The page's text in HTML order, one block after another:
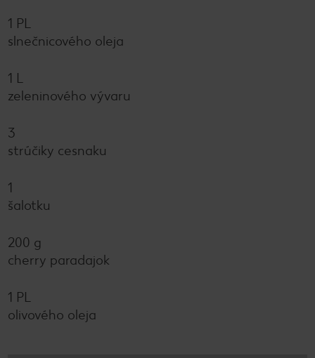
1 PL
slnečnicového oleja
1 L
zeleninového vývaru
3
strúčiky cesnaku
1
šalotku
200 g
cherry paradajok
1 PL
olivového oleja